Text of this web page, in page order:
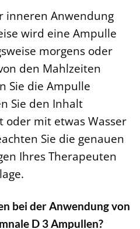
inneren Anwendung
wird eine Ampulle
morgens oder
den Mahlzeiten
Sie die Ampulle
Sie den Inhalt
mit etwas Wasser
Sie die genauen
Ihres Therapeuten
bei der Anwendung von
D 3 Ampullen?